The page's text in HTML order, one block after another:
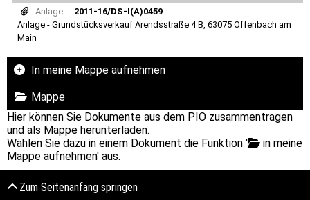
Anlage
2011-16/DS-I(A)0459
Anlage - Grundstücksverkauf Arendsstraße 4 B, 63075 Offenbach am
Main
In meine Mappe aufnehmen
Mappe
Hier können Sie Dokumente aus dem PIO zusammentragen
und als Mappe herunterladen.
Wählen Sie dazu in einem Dokument die Funktion '
in meine
Mappe aufnehmen' aus.
Zum Seitenanfang springen